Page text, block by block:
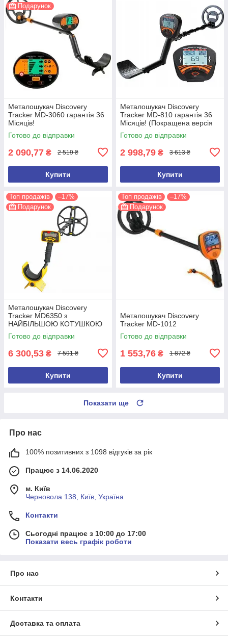
Подарунок
Металошукач Discovery
Tracker MD-3060 гарантія 36
Місяців!
Готово до відправки
2 090,77 ₴ 2 519 ₴
Купити
Металошукач Discovery
Tracker MD-810 гарантія 36
Місяців! (Покращена версія
2026 року)
Готово до відправки
2 998,79 ₴ 3 613 ₴
Купити
Топ продажів
–17%
Подарунок
Металошукач Discovery
Tracker MD6350 з
НАЙБІЛЬШОЮ КОТУШКОЮ
15 дюймів
Готово до відправки
6 300,53 ₴ 7 591 ₴
Купити
Топ продажів
–17%
Подарунок
Металошукач Discovery
Tracker MD-1012
Готово до відправки
1 553,76 ₴ 1 872 ₴
Купити
Показати ще
Про нас
100% позитивних з 1098 відгуків за рік
Працює з 14.06.2020
м. Київ
Черновола 138, Київ, Україна
Контакти
Сьогодні працює з 10:00 до 17:00
Показати весь графік роботи
Про нас
Контакти
Доставка та оплата